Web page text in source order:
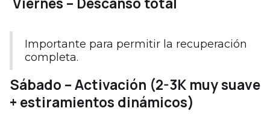
Importante para permitir la recuperación
completa.
Sábado – Activación (2-3K muy suave
+ estiramientos dinámicos)